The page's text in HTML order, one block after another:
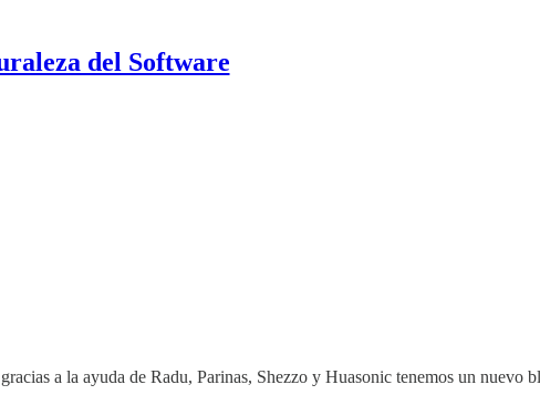
del Software
a la ayuda de Radu, Parinas, Shezzo y Huasonic tenemos un nuevo